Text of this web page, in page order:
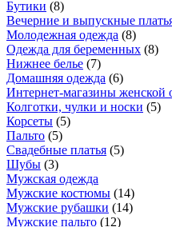
Бутики (8)
Вечерние и выпускные
Молодежная одежда (8)
Одежда для беременных (8)
Нижнее белье (7)
Домашняя одежда (6)
Интернет-магазины женской
Колготки, чулки и носки (5)
Корсеты (5)
Пальто (5)
Свадебные платья (5)
Шубы (3)
Мужская одежда
Мужские костюмы (14)
Мужские рубашки (14)
Мужские пальто (12)